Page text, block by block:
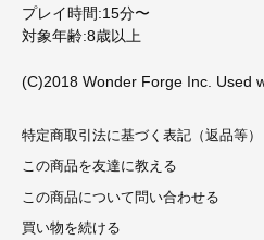
プレイ時間:15分〜
対象年齢:8歳以上
(C)2018 Wonder Forge Inc. Used
特定商取引法に基づく表記（返品等）
この商品を友達に教える
この商品について問い合わせる
買い物を続ける